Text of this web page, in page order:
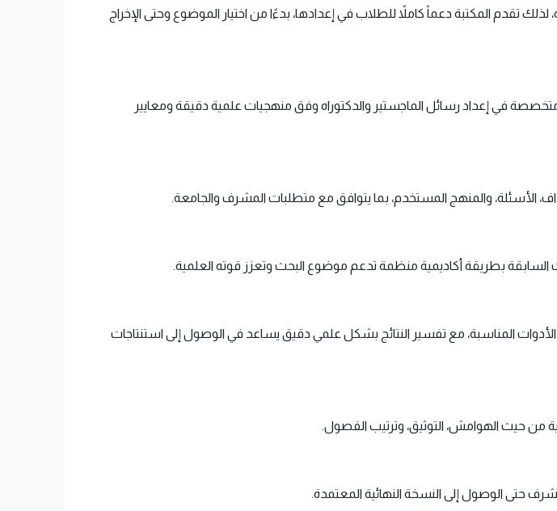
تقدم المكتبة دعماً كاملاً للطلاب في إعدادها، بدءًا من اختيار الموضوع وحتى الإخراج
متخصصة في إعداد رسائل الماجستير والدكتوراه وفق منهجيات علمية دقيقة ومعايير
الأسئلة، والمنهج المستخدم، بما يتوافق مع متطلبات المشرف والجامعة.
السابقة بطريقة أكاديمية منظمة تدعم موضوع البحث وتعزز قوته العلمية.
المناسبة، مع تفسير النتائج بشكل علمي دقيق يساعد في الوصول إلى استنتاجات
من حيث الهوامش، التوثيق، وترتيب الفصول.
حتى الوصول إلى النسخة النهائية المعتمدة.